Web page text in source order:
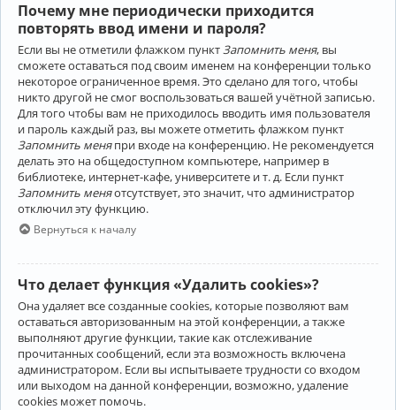
Почему мне периодически приходится
повторять ввод имени и пароля?
Если вы не отметили флажком пунктЗапомнить меня, вы
сможете оставаться под своим именем на конференции только
некоторое ограниченное время. Это сделано для того, чтобы
никто другой не смог воспользоваться вашей учётной записью.
Для того чтобы вам не приходилось вводить имя пользователя
и пароль каждый раз, вы можете отметить флажком пункт
Запомнить меняпри входе на конференцию. Не рекомендуется
делать это на общедоступном компьютере, например в
библиотеке, интернет-кафе, университете и т. д. Если пункт
Запомнить меняотсутствует, это значит, что администратор
отключил эту функцию.
Вернуться к началу
Что делает функция «Удалить cookies»?
Она удаляет все созданные cookies, которые позволяют вам
оставаться авторизованным на этой конференции, а также
выполняют другие функции, такие как отслеживание
прочитанных сообщений, если эта возможность включена
администратором. Если вы испытываете трудности со входом
или выходом на данной конференции, возможно, удаление
cookies может помочь.